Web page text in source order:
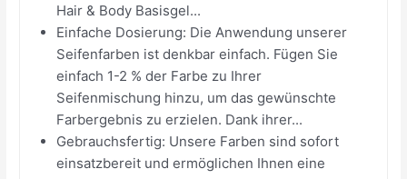
Hair & Body Basisgel...
Einfache Dosierung: Die Anwendung unserer
Seifenfarben ist denkbar einfach. Fügen Sie
einfach 1-2 % der Farbe zu Ihrer
Seifenmischung hinzu, um das gewünschte
Farbergebnis zu erzielen. Dank ihrer...
Gebrauchsfertig: Unsere Farben sind sofort
einsatzbereit und ermöglichen Ihnen eine